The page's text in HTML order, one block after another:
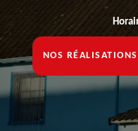
NOS RÉALISATIONS